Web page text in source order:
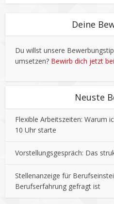
Deine
Du willst unsere
umsetzen? Bewirb dich jetzt
Neuste
Flexible Arbeitszeiten: Warum
10 Uhr starte
Vorstellungsgespräch: Das
Stellenanzeige für
Berufserfahrung gefragt ist